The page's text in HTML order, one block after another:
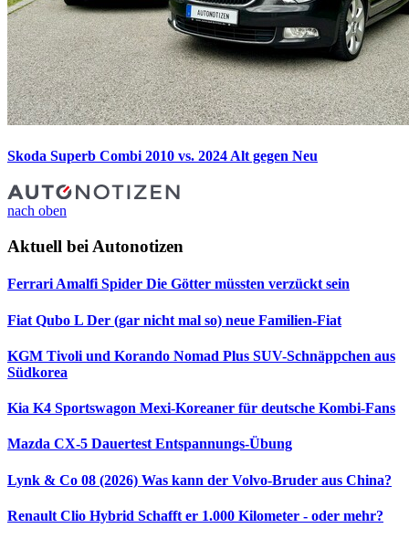
Skoda Superb Combi 2010 vs. 2024 Alt gegen Neu
nach oben
Aktuell bei Autonotizen
Ferrari Amalfi Spider Die Götter müssten verzückt sein
Fiat Qubo L Der (gar nicht mal so) neue Familien-Fiat
KGM Tivoli und Korando Nomad Plus SUV-Schnäppchen aus
Südkorea
Kia K4 Sportswagon Mexi-Koreaner für deutsche Kombi-Fans
Mazda CX-5 Dauertest Entspannungs-Übung
Lynk & Co 08 (2026) Was kann der Volvo-Bruder aus China?
Renault Clio Hybrid Schafft er 1.000 Kilometer - oder mehr?